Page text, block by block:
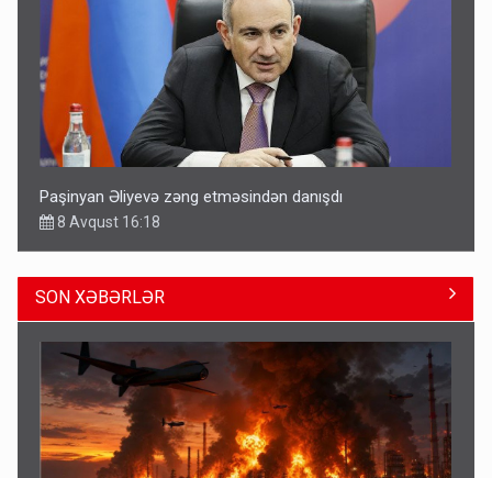
Paşinyan Əliyevə zəng etməsindən danışdı
8 Avqust 16:18
SON XƏBƏRLƏR